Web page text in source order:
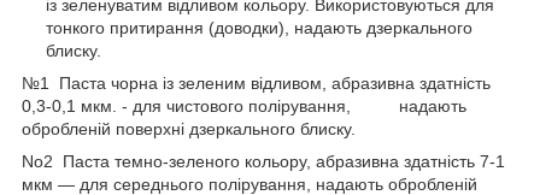
із зеленуватим відливом кольору. Використовуються для
тонкого притирання (доводки), надають дзеркального
блиску.
№1 Паста чорна із зеленим відливом, абразивна здатність
0,3-0,1 мкм. - для чистового полірування, надають
обробленій поверхні дзеркального блиску.
No2 Паста темно-зеленого кольору, абразивна здатність 7-1
мкм — для середнього полірування, надають обробленій